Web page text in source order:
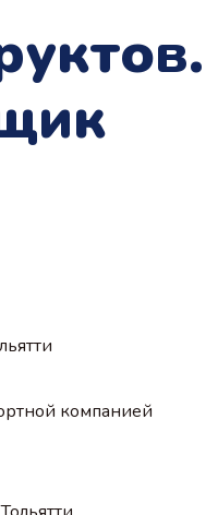
компанией